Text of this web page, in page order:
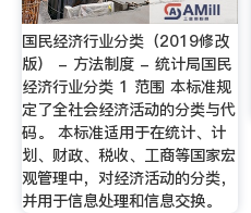
国民经济行业分类（2019修改
版） - 方法制度 - 统计局国民
经济行业分类 1 范围 本标准规
定了全社会经济活动的分类与代
码。 本标准适用于在统计、计
划、财政、税收、工商等国家宏
观管理中，对经济活动的分类，
并用于信息处理和信息交换。